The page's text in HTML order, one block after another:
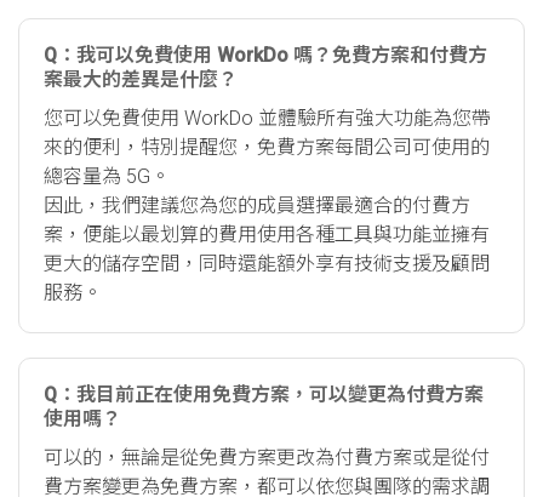
Q：我可以免費使用 WorkDo 嗎？免費方案和付費方
案最大的差異是什麼？
您可以免費使用 WorkDo 並體驗所有強大功能為您帶
來的便利，特別提醒您，免費方案每間公司可使用的
總容量為 5G。
因此，我們建議您為您的成員選擇最適合的付費方
案，便能以最划算的費用使用各種工具與功能並擁有
更大的儲存空間，同時還能額外享有技術支援及顧問
服務。
Q：我目前正在使用免費方案，可以變更為付費方案
使用嗎？
可以的，無論是從免費方案更改為付費方案或是從付
費方案變更為免費方案，都可以依您與團隊的需求調